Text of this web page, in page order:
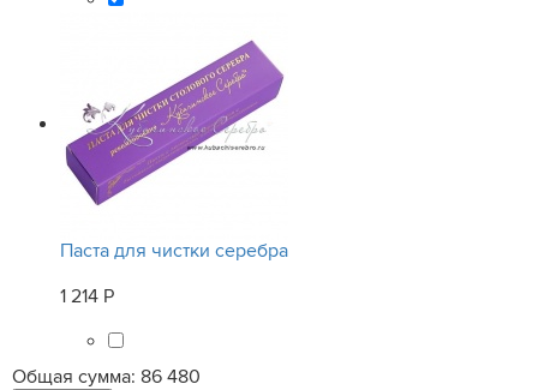
Паста для чистки серебра
1 214 Р
Общая сумма: 86 480